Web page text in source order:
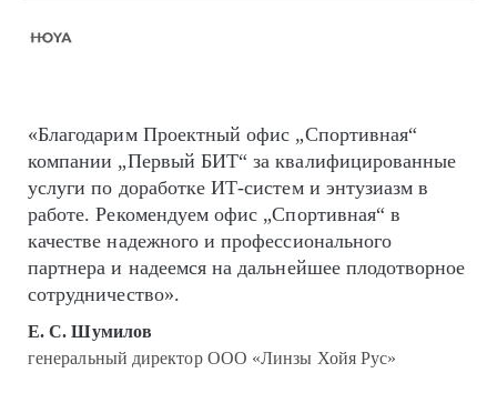
«Благодарим Проектный офис „Спортивная“
компании „Первый БИТ“ за квалифицированные
услуги по доработке ИТ-систем и энтузиазм в
работе. Рекомендуем офис „Спортивная“ в
качестве надежного и профессионального
партнера и надеемся на дальнейшее плодотворное
сотрудничество».
Е. С. Шумилов
генеральный директор ООО «Линзы Хойя Рус»